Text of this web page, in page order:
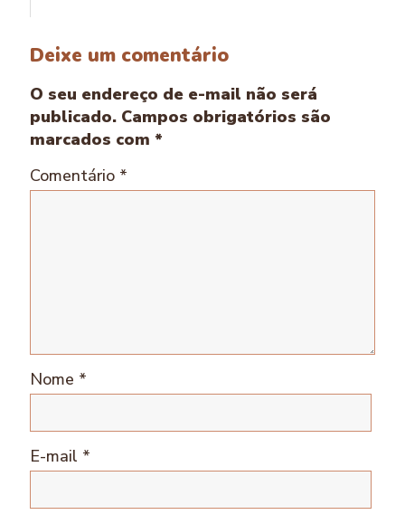
Deixe um comentário
O seu endereço de e-mail não será
publicado. Campos obrigatórios são
marcados com *
Comentário *
Nome *
E-mail *